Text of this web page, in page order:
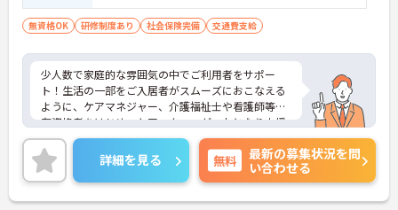
無資格OK 研修制度あり 社会保険完備 交通費支給
少人数で家庭的な雰囲気の中でご利用者をサポー
ト！生活の一部をご入居者がスムーズにおこなえる
ように、ケアマネジャー、介護福祉士や看護師等の
有資格者をはじめ、ケアスタッフが一丸となり支援
します。現在、全国で300 か所以上の介護事業所を
運営する法人で安定感も抜群です。
ご興味のある方には、面接対策ポイントなど、さら
に詳細をお話しいたしますのでお気軽にご相談くだ
さい！
詳細を見る 無料
最新の募集状況を問
い合わせる